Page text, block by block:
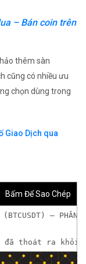
– Bán coin trên
thêm sàn
cũng có nhiều ưu
chọn dùng trong
Giao Dịch qua
Bấm Để Sao Chép
– PHÂN
đã thoát ra